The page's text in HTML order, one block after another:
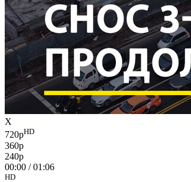
X
720pHD
360p
240p
00:00 /01:06
HD